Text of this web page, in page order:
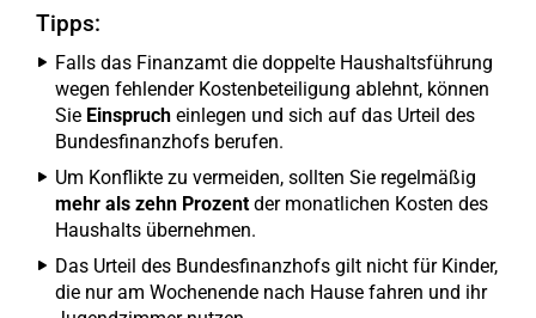
Tipps:
Falls das Finanzamt die doppelte Haushaltsführung
wegen fehlender Kostenbeteiligung ablehnt, können
Sie Einspruch einlegen und sich auf das Urteil des
Bundesfinanzhofs berufen.
Um Konflikte zu vermeiden, sollten Sie regelmäßig
mehr als zehn Prozentder monatlichen Kosten des
Haushalts übernehmen.
Das Urteil des Bundesfinanzhofs gilt nicht für Kinder,
die nur am Wochenende nach Hause fahren und ihr